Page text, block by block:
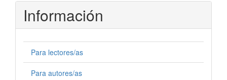
Información
Para lectores/as
Para autores/as